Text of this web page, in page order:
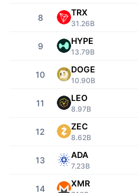
Žebříček chainů
Predikční trhy
Trendující
Nové
Krypto
Politika
Index CoinMarketCap
Kryptoměnové ETF
Bitcoin ETF
Ethereum ETF
CMC Centrum pro
Tržiště dovedností
CMC MCP
Inzerovat
Webové widgety
Zprávy
Akademie
Prozkoumat
8
TRX
31.26B
9
HYPE
13.79B
10
DOGE
10.90B
11
LEO
8.97B
12
ZEC
8.62B
13
ADA
7.23B
14
XMR